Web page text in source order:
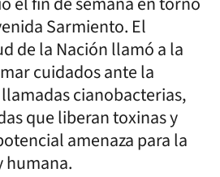
Sarmiento. El
de la Nación llamó a la
cuidados ante la
cianobacterias,
que liberan toxinas y
amenaza para la
humana.